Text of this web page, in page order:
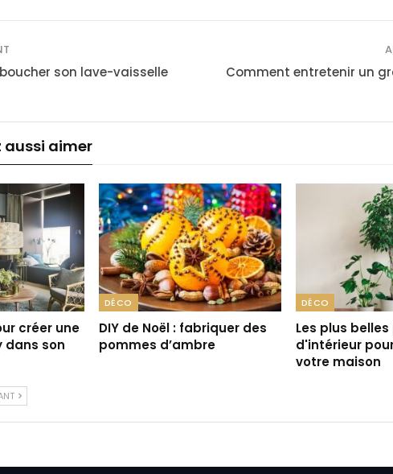
son lave-vaisselle
Comment entretenir un
aussi aimer
créer une
dans son
DÉCO
DIY de Noël : fabriquer des
pommes d’ambre
DÉCO
Les plus
d'intérieur
votre maison